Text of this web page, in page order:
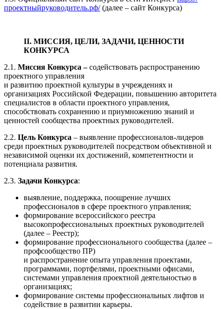
проектныйруководитель.рф/(далее – сайт Конкурса)
II. МИССИЯ, ЦЕЛИ, ЗАДАЧИ, ЦЕННОСТИ
КОНКУРСА
2.1. Миссия Конкурса –содействовать распространению
проектного управления
и развитию проектной культуры в учреждениях и
организациях Российской Федерации, повышению авторитета
специалистов в области проектного управления,
способствовать сохранению и приумножению знаний и
ценностей сообщества проектных руководителей.
2.2. Цель Конкурса – выявление профессионалов-лидеров
среди проектных руководителей посредством объективной и
независимой оценки их достижений, компетентности и
потенциала развития.
2.3. Задачи Конкурса:
выявление, поддержка, поощрение лучших
профессионалов в сфере проектного управления;
формирование всероссийского реестра
высокопрофессиональных проектных руководителей
(далее – Реестр);
формирование профессионального сообщества (далее –
профсообщество ПР)
и распространение опыта управления проектами,
программами, портфелями, проектными офисами,
системами управления проектной деятельностью в
организациях;
формирование системы профессиональных лифтов и
содействие в развитии карьеры.